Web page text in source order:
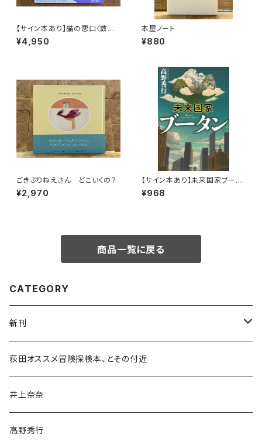
【サイン本あり】猫の悪口〈数量
限定・オリジナルトート付き〉
¥4,950
本屋ノート
¥880
ごきぶりねえさん どこいくの？
¥2,970
【サイン本あり】未来国家ブータ
ン
¥968
商品一覧に戻る
CATEGORY
新刊
和書
文学・小説・物語
随筆・ノンフィクション・その他
荻田オススメ冒険探検本、とその付近
井上奈奈
高野秀行